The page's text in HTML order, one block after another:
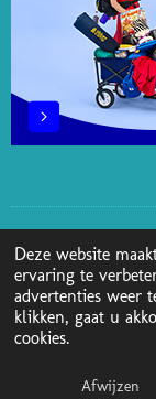
Deze website
ervaring te
advertenties weer
klikken, gaat u
cookies.
Afwijzen
© 2025 - 2026